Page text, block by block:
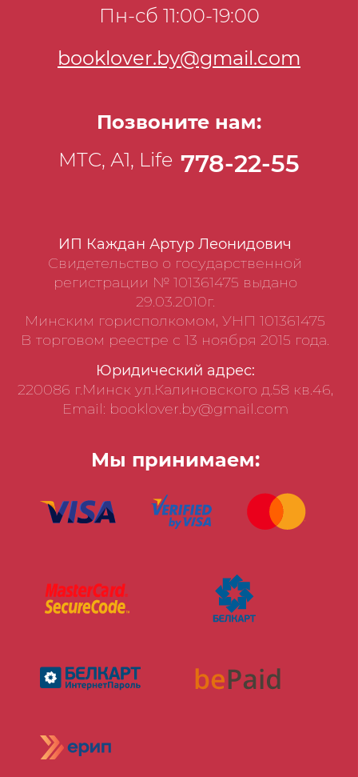
ИП Каждан Артур Леонидович
Свидетельство о государственной
регистрации № 101361475 выдано
29.03.2010г.
Минским горисполкомом, УНП 101361475
В торговом реестре с 13 ноября 2015 года.
Юридический адрес:
220086 г.Минск ул.Калиновского д.58 кв.46,
Email: booklover.by@gmail.com
Мы принимаем:
Пн-сб 11:00-19:00
booklover.by@gmail.com
Позвоните нам:
МТС, А1, Life 778-22-55